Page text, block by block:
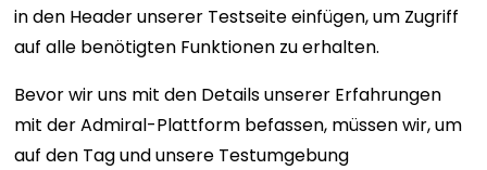
in den Header unserer Testseite einfügen, um Zugriff
auf alle benötigten Funktionen zu erhalten.
Bevor wir uns mit den Details unserer Erfahrungen
mit der Admiral-Plattform befassen, müssen wir, um
auf den Tag und unsere Testumgebung